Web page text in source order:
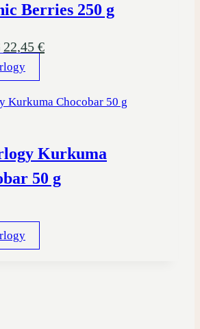
Berries 250 g
Pôvodná
cena
27,95 €.
22,45 €Aktuálna
22,45 €.
Kurkuma
50 g